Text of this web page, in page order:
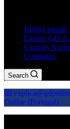
Página inicial
Exame GD A
Exames
Contactos
Search
📧
Online (Portugal)